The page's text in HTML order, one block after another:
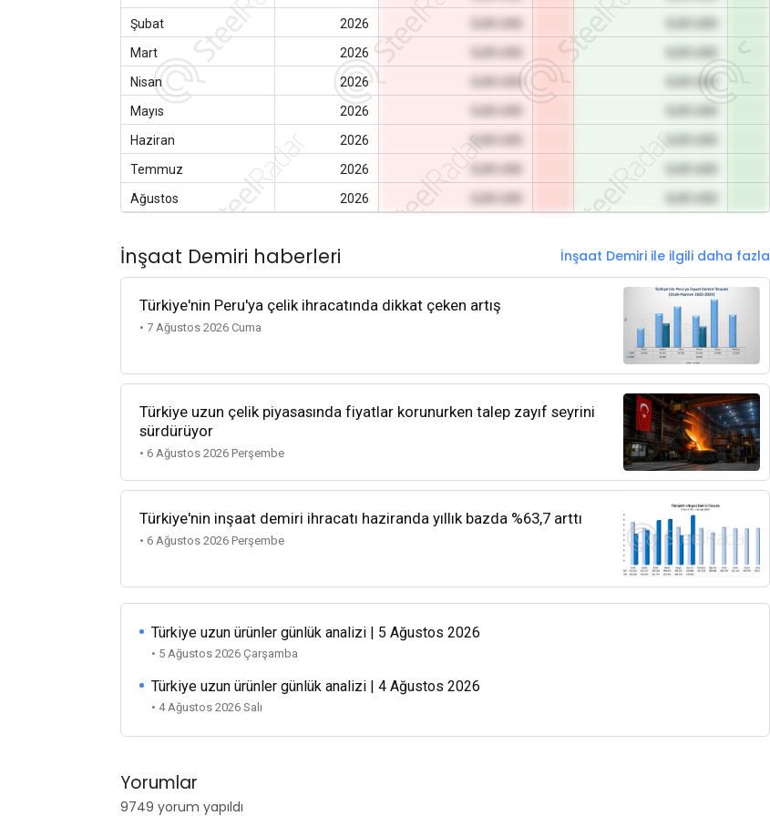
Şubat
2026
Mart
2026
Nisan
2026
0,00 USD
Mayıs
2026
Haziran
2026 0,00 USD
Temmuz
2026
Ağustos
2026
İnşaat Demiri haberleri İnşaat Demiri ile ilgili daha fazla
Türkiye'nin Peru'ya çelik ihracatında dikkat çeken artış
• 7 Ağustos 2026 Cuma
Türkiye uzun çelik piyasasında fiyatlar korunurken talep zayıf seyrini
sürdürüyor
• 6 Ağustos 2026 Perşembe
Türkiye'nin inşaat demiri ihracatı haziranda yıllık bazda %63,7 arttı
• 6 Ağustos 2026 Perşembe
Türkiye uzun ürünler günlük analizi | 5 Ağustos 2026
• 5 Ağustos 2026 Çarşamba
Türkiye uzun ürünler günlük analizi | 4 Ağustos 2026
• 4 Ağustos 2026 Salı
Yorumlar
9749 yorum yapıldı